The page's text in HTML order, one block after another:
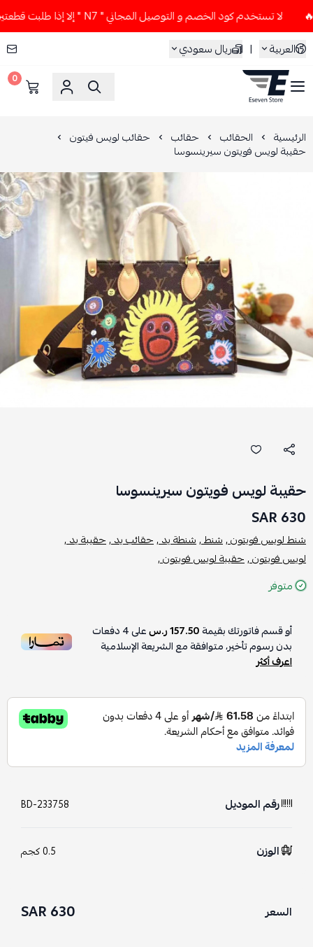
لا تستخدم كود الخصم و التوصيل المجاني " N7 " إلا إذا طلبت قطعتين أو أكثر 👀🔥
العربية
| ريال سعودي
ESEVEN STORE
0
الرئيسية الحقائب حقائب حقائب لويس فيتون
حقيبة لويس فويتون سيرينسوسا
حقيبة لويس فويتون سيرينسوسا
630 SAR
شنط لويس فويتون ,شنط ,شنطة يد ,حقائب يد ,حقيبة يد ,
لويس فويتون ,حقيبة لويس فويتون ,
متوفر
أو قسم فاتورتك بقيمة157.50 ر.س على4دفعات
بدون رسوم تأخير، متوافقة مع الشريعة الإسلامية
اعرف أكثر
رقم الموديل BD-233758
الوزن 0.5 كجم
السعر 630 SAR